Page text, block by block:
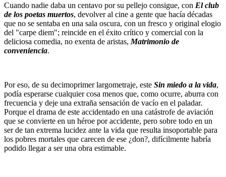
Cuando nadie daba un centavo por su pellejo consigue, con El club
de los poetas muertos, devolver al cine a gente que hacía décadas
que no se sentaba en una sala oscura, con un fresco y original elogio
del "carpe diem"; reincide en el éxito crítico y comercial con la
deliciosa comedia, no exenta de aristas, Matrimonio de
conveniencia.
Por eso, de su decimoprimer largometraje, este Sin miedo a la vida,
podía esperarse cualquier cosa menos que, como ocurre, aburra con
frecuencia y deje una extraña sensación de vacío en el paladar.
Porque el drama de este accidentado en una catástrofe de aviación
que se convierte en un héroe por accidente, pero sobre todo en un
ser de tan extrema lucidez ante la vida que resulta insoportable para
los pobres mortales que carecen de ese ¿don?, difícilmente habría
podido llegar a ser una obra estimable.